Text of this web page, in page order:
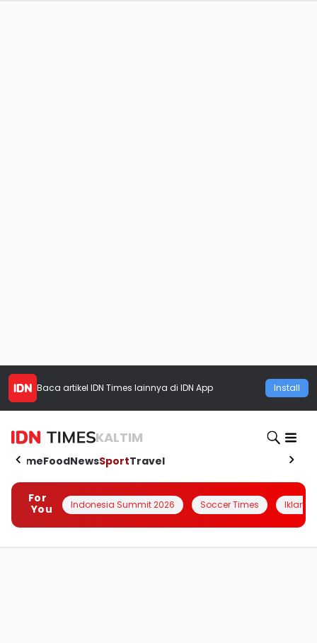
Baca artikel IDN Times lainnya di IDN App Install
KALTIM
HomeFoodNewsSportTravel
For
You
Indonesia Summit 2026 Soccer Times Iklanin